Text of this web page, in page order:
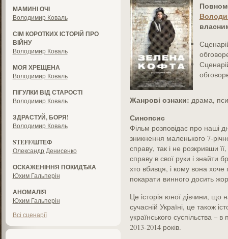
МАМИНІ ОЧІ
Володимир Коваль
СІМ КОРОТКИХ ІСТОРІЙ ПРО
ВІЙНУ
Володимир Коваль
МОЯ ХРЕЩЕНА
Володимир Коваль
ПІГУЛКИ ВІД СТАРОСТІ
Володимир Коваль
ЗДРАСТУЙ, БОРЯ!
Володимир Коваль
STEFF/ШТЕФ
Олександр Денисенко
ОСКАЖЕНІННЯ ПОКИДѢКА
Юхим Гальперін
АНОМАЛІЯ
Юхим Гальперін
Всі сценарії
Жанрові ознаки: драма,
Синопсис
Фільм розповідає про наші
зникнення маленького 7-
справу, так і не розкривши
справу в свої руки і знайти
хто вбивця, і кому вона
покарати винного досить
Це історія юної дівчини, що
сучасній Україні, це також
українського суспільства – в
2013-2014 років.